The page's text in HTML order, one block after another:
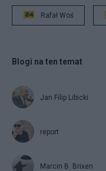
Rafał Woś
Blogi na ten temat
Jan Filip Libicki
report
Marcin B. Brixen